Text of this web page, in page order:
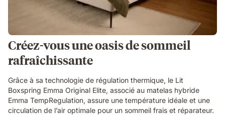
Créez-vous une oasis de sommeil
rafraîchissante
Grâce à sa technologie de régulation thermique, le Lit
Boxspring Emma Original Elite, associé au matelas hybride
Emma TempRegulation, assure une température idéale et une
circulation de l’air optimale pour un sommeil frais et réparateur.